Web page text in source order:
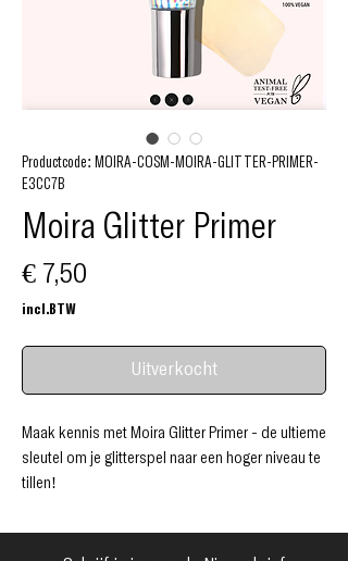
Productcode: MOIRA-COSM-MOIRA-GLITTER-PRIMER-
E3CC7B
Moira Glitter Primer
€ 7,50
incl.BTW
Uitverkocht
Maak kennis met Moira Glitter Primer - de ultieme
sleutel om je glitterspel naar een hoger niveau te
tillen!
houdt de glitters de hele nacht intact zonder